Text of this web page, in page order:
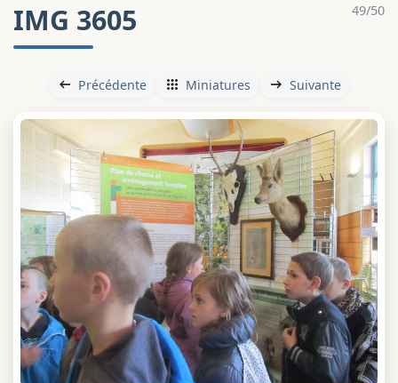
49/50
IMG 3605
Précédente Miniatures Suivante